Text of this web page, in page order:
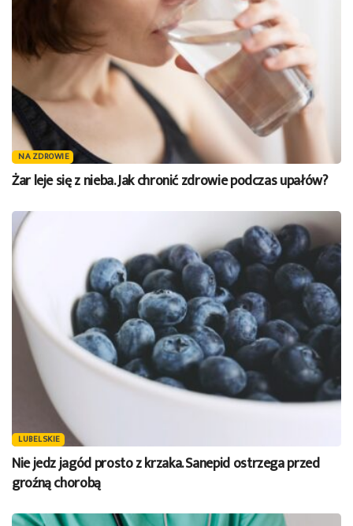
NA ZDROWIE
Żar leje się z nieba. Jak chronić zdrowie podczas upałów?
LUBELSKIE
Nie jedz jagód prosto z krzaka. Sanepid ostrzega przed
groźną chorobą